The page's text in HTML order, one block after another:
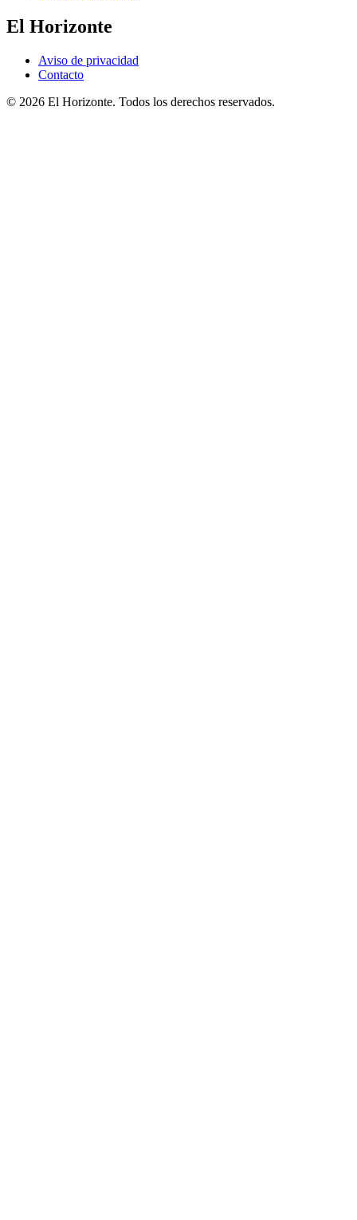
El Horizonte
Aviso de privacidad
Contacto
© 2026 El Horizonte. Todos los derechos reservados.